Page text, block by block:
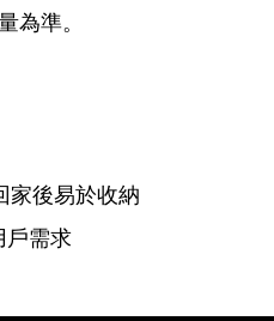
為準。
家後易於收納
戶需求